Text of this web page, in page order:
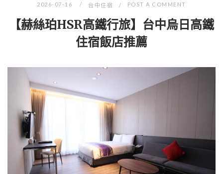
2026-07-16 台中住宿 POST A COMMENT
【赫絲珀HSR高鐵行旅】台中烏日高鐵
住宿飯店推薦